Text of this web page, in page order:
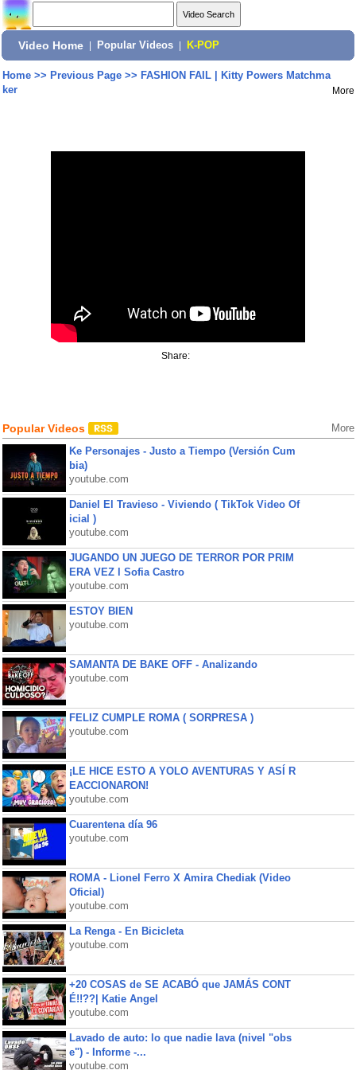
Video Home Popular Videos K-POP
Home>> Previous Page>> FASHION FAIL | Kitty Powers Matchma
ker
More
Share:
Popular Videos More
Ke Personajes - Justo a Tiempo (Versión Cum
bia)
youtube.com
Daniel El Travieso - Viviendo ( TikTok Video Of
icial )
youtube.com
JUGANDO UN JUEGO DE TERROR POR PRIM
ERA VEZ l Sofia Castro
youtube.com
ESTOY BIEN
youtube.com
SAMANTA DE BAKE OFF - Analizando
youtube.com
FELIZ CUMPLE ROMA ( SORPRESA )
youtube.com
¡LE HICE ESTO A YOLO AVENTURAS Y ASÍ R
EACCIONARON!
youtube.com
Cuarentena día 96
youtube.com
ROMA - Lionel Ferro X Amira Chediak (Video
Oficial)
youtube.com
La Renga - En Bicicleta
youtube.com
+20 COSAS de SE ACABÓ que JAMÁS CONT
É!!??| Katie Angel
youtube.com
Lavado de auto: lo que nadie lava (nivel "obs
e") - Informe -...
youtube.com